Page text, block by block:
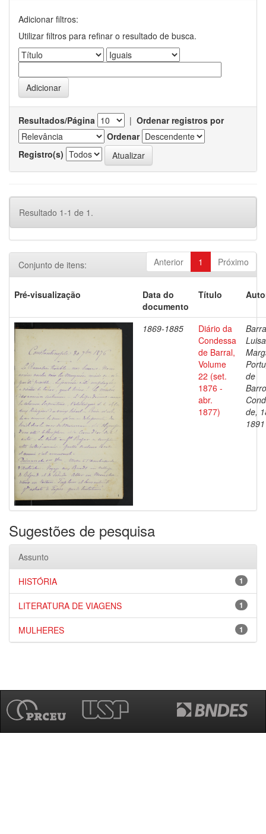
Adicionar filtros:
Utilizar filtros para refinar o resultado de busca.
Resultados/Página | Ordenar registros por
Ordenar
Registro(s)
Resultado 1-1 de 1.
Anterior 1 Próximo
Conjunto de itens:
Pré-visualização
Data do
documento
Título
1869-1885
Diário da
Condessa
de Barral,
Volume
22 (set.
1876 -
abr.
1877)
Luisa
de
de,
1891
Sugestões de pesquisa
Assunto
1
HISTÓRIA
1
LITERATURA DE VIAGENS
1
MULHERES